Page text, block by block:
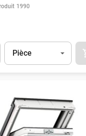
1990
Unité
Pièce